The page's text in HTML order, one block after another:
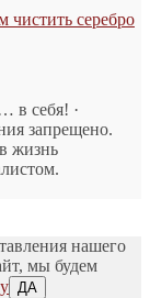
чистить серебро
в себя! ·
запрещено.
жизнь
нашего
мы будем
ДА